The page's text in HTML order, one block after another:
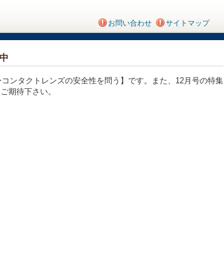
お問い合わせ サイトマップ
ンタクトレンズの安全性を問う】です。また、12月号の特集
期待下さい。